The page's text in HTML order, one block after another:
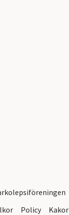
Policy Kakor